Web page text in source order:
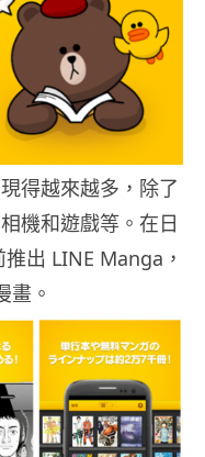
得越來越多，除了
機和遊戲等。在日
出 LINE Manga，
畫。